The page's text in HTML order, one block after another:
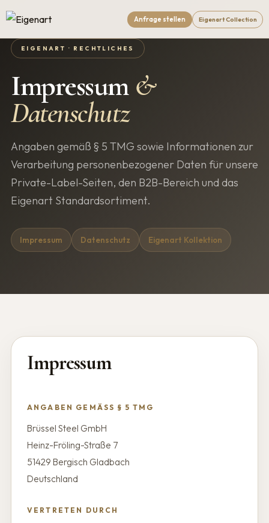
Anfrage stellen Eigenart Collection
EIGENART · RECHTLICHES
Impressum &
Datenschutz
Angaben gemäß § 5 TMG sowie Informationen zur
Verarbeitung personenbezogener Daten für unsere
Private-Label-Seiten, den B2B-Bereich und das
Eigenart Standardsortiment.
Impressum Datenschutz Eigenart Kollektion
Impressum
ANGABEN GEMÄSS § 5 TMG
Brüssel Steel GmbH
Heinz-Fröling-Straße 7
51429 Bergisch Gladbach
Deutschland
VERTRETEN DURCH